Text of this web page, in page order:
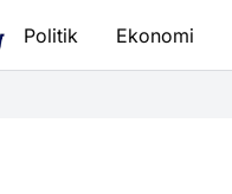
Politik Ekonomi